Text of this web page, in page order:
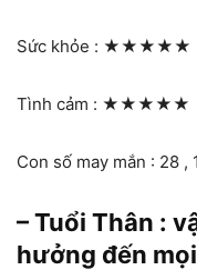
Sức khỏe : ★★★★★
Tình cảm : ★★★★★
Con số may mắn : 28 ,
– Tuổi Thân :
hưởng đến